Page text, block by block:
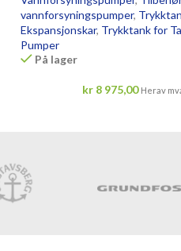
vannforsyningspumper,
Ekspansjonskar, Trykktank for
Pumper
På lager
kr 8 975,00 Herav